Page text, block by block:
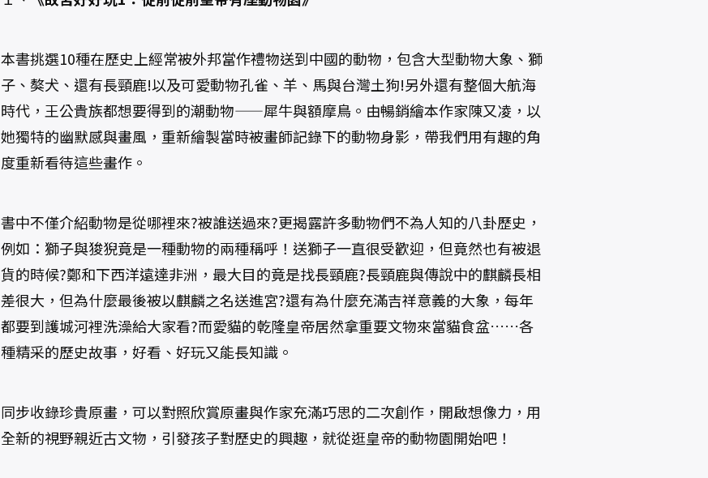
本書挑選10種在歷史上經常被外邦當作禮物送到中國的動物，包含大型動物大象、獅
子、獒犬、還有長頸鹿!以及可愛動物孔雀、羊、馬與台灣土狗!另外還有整個大航海
時代，王公貴族都想要得到的潮動物——犀牛與額摩鳥。由暢銷繪本作家陳又凌，以
她獨特的幽默感與畫風，重新繪製當時被畫師記錄下的動物身影，帶我們用有趣的角
度重新看待這些畫作。
書中不僅介紹動物是從哪裡來?被誰送過來?更揭露許多動物們不為人知的八卦歷史，
例如：獅子與狻猊竟是一種動物的兩種稱呼！送獅子一直很受歡迎，但竟然也有被退
貨的時候?鄭和下西洋遠達非洲，最大目的竟是找長頸鹿?長頸鹿與傳說中的麒麟長相
差很大，但為什麼最後被以麒麟之名送進宮?還有為什麼充滿吉祥意義的大象，每年
都要到護城河裡洗澡給大家看?而愛貓的乾隆皇帝居然拿重要文物來當貓食盆……各
種精采的歷史故事，好看、好玩又能長知識。
同步收錄珍貴原畫，可以對照欣賞原畫與作家充滿巧思的二次創作，開啟想像力，用
全新的視野親近古文物，引發孩子對歷史的興趣，就從逛皇帝的動物園開始吧！